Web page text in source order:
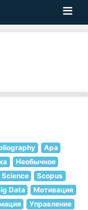
Apa
Необычное
Science
Scopus
Data
Мотивация
Управление